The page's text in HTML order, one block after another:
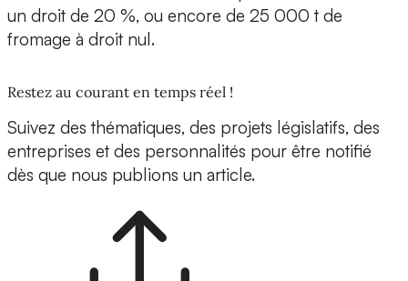
un droit de 20 %, ou encore de 25 000 t de
fromage à droit nul.
Restez au courant en temps réel !
Suivez des thématiques, des projets législatifs, des
entreprises et des personnalités pour être notifié
dès que nous publions un article.